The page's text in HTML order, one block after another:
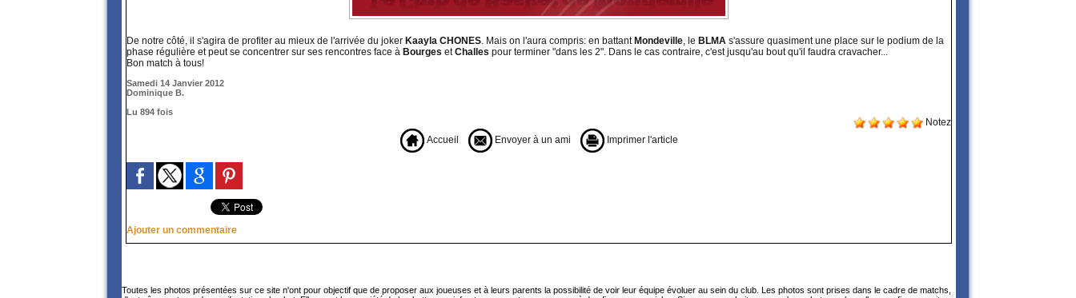
De notre côté, il s'agira de profiter au mieux de l'arrivée du joker Kaayla CHONES. Mais on l'aura compris: en battant Mondeville, le BLMA s'assure quasiment une place sur le podium de la
phase régulière et peut se concentrer sur ses rencontres face à Bourges etChalles pour terminer "dans les 2". Dans le cas contraire, c'est jusqu'au bout qu'il faudra cravacher...
Bon match à tous!
Samedi 14 Janvier 2012
Dominique B.
Lu 894 fois
Notez
Accueil
Envoyer à un ami Imprimer l'article
Ajouter un commentaire
Toutes les photos présentées sur ce site n'ont pour objectif que de proposer aux joueuses et à leurs parents la possibilité de voir leur équipe évoluer au sein du club. Les photos sont prises dans le cadre de matchs,